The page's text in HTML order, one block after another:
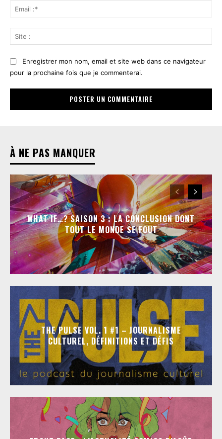
:*
:
Enregistrer mon nom, email et site web dans ce navigateur
pour la prochaine fois que je commenterai.
À NE PAS MANQUER
WHAT IF…? SAISON 3 : LA CONCLUSION DONT
TOUT LE MONDE SE FOUT
THE PULSE VOL. 1 #1 – JOURNALISME
CULTUREL, DÉFINITIONS ET DÉFIS